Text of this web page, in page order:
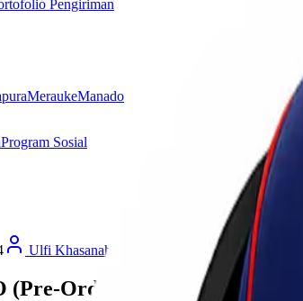
Pengiriman
MeraukeManado
Program Sosial
Ulfi Khasanah
(Pre-Order): Strategi